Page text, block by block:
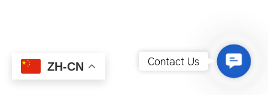
ZH-CN Contact Us